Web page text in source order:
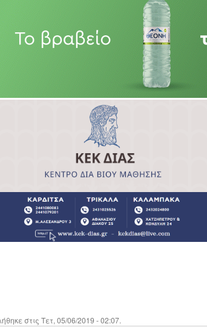
στις Τετ, 05/06/2019 - 02:07.